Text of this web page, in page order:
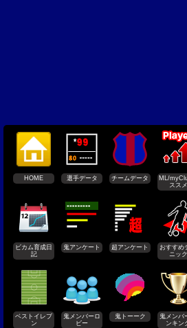
HOME 選手データ チームデータ
ML/
ススメ
ビカム育成日
記
鬼アンケート 超アンケート
おすすめ
ニック
ベストイレブ
ン
鬼メンバーロ
ビー
鬼トーーク
鬼メンバ
ンキン